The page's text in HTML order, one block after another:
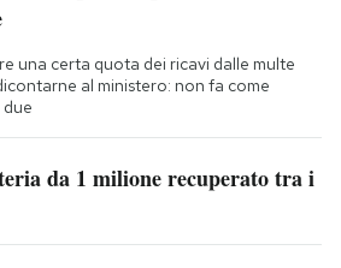
una certa quota dei ricavi dalle multe
al ministero: non fa come
da 1 milione recuperato tra i